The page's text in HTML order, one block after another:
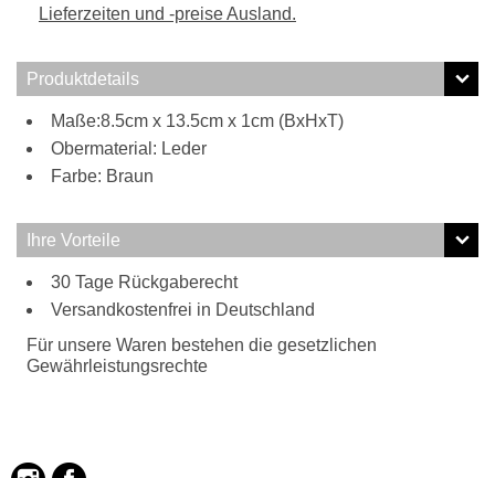
Lieferzeiten und -preise Ausland.
Produktdetails
Maße:8.5cm x 13.5cm x 1cm (BxHxT)
Obermaterial: Leder
Farbe: Braun
Ihre Vorteile
30 Tage Rückgaberecht
Versandkostenfrei in Deutschland
Für unsere Waren bestehen die gesetzlichen
Gewährleistungsrechte